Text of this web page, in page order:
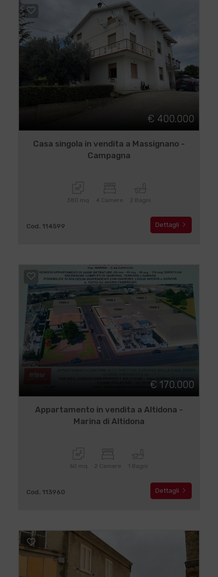
€ 400.000
Casa singola in vendita a Massignano -
Campagna
380 mq 4 Camere 2 Bagni
Cod. 114599 Dettagli
€ 170.000
Appartamento in vendita a Altidona -
Marina di Altidona
60 mq 2 Camere 1 Bagni
Cod. 113960 Dettagli